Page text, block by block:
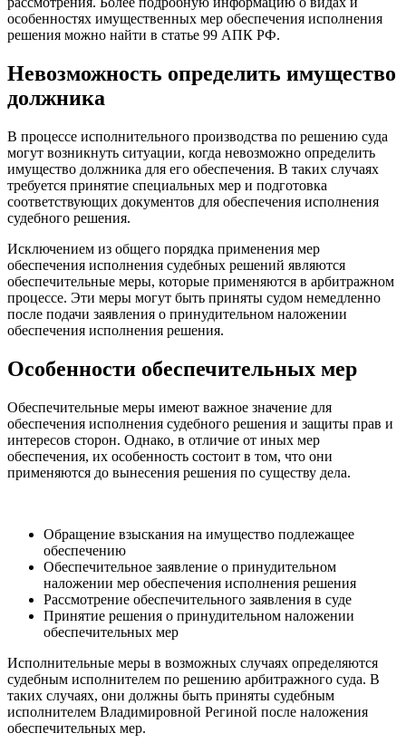
особенностях имущественных мер обеспечения исполнения
решения можно найти в статье 99 АПК РФ.
Невозможность определить имущество
должника
В процессе исполнительного производства по решению суда
могут возникнуть ситуации, когда невозможно определить
имущество должника для его обеспечения. В таких случаях
требуется принятие специальных мер и подготовка
соответствующих документов для обеспечения исполнения
судебного решения.
Исключением из общего порядка применения мер
обеспечения исполнения судебных решений являются
обеспечительные меры, которые применяются в арбитражном
процессе. Эти меры могут быть приняты судом немедленно
после подачи заявления о принудительном наложении
обеспечения исполнения решения.
Особенности обеспечительных мер
Обеспечительные меры имеют важное значение для
обеспечения исполнения судебного решения и защиты прав и
интересов сторон. Однако, в отличие от иных мер
обеспечения, их особенность состоит в том, что они
применяются до вынесения решения по существу дела.
Обращение взыскания на имущество подлежащее
обеспечению
Обеспечительное заявление о принудительном
наложении мер обеспечения исполнения решения
Рассмотрение обеспечительного заявления в суде
Принятие решения о принудительном наложении
обеспечительных мер
Исполнительные меры в возможных случаях определяются
судебным исполнителем по решению арбитражного суда. В
таких случаях, они должны быть приняты судебным
исполнителем Владимировной Региной после наложения
обеспечительных мер.